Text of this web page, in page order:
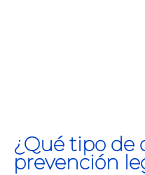
¿Qué tipo de
prevención